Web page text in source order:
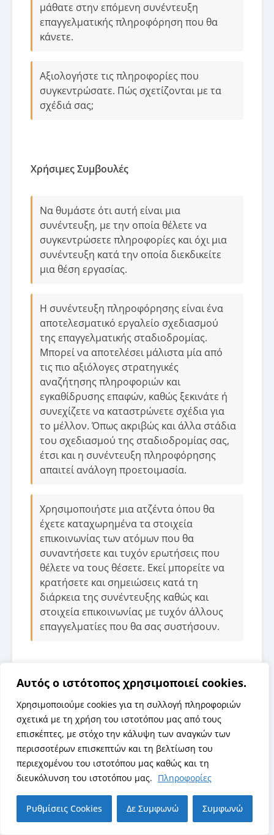
Αυτός ο ιστότοπος χρησιμοποιεί cookies.
Χρησιμοποιούμε cookies για τη συλλογή πληροφοριών
σχετικά με τη χρήση του ιστοτόπου μας από τους
επισκέπτες, με στόχο την κάλυψη των αναγκών των
περισσοτέρων επισκεπτών και τη βελτίωση του
περιεχομένου του ιστοτόπου μας καθώς και τη
διευκόλυνση του ιστοτόπου μας. Πληροφορίες
Ρυθμίσεις Cookies Δε Συμφωνώ Συμφωνώ
μάθατε στην επόμενη συνέντευξη
επαγγελματικής πληροφόρηση που θα
κάνετε.
Αξιολογήστε τις πληροφορίες που
συγκεντρώσατε. Πώς σχετίζονται με τα
σχέδιά σας;
Χρήσιμες Συμβουλές
Να θυμάστε ότι αυτή είναι μια
συνέντευξη, με την οποία θέλετε να
συγκεντρώσετε πληροφορίες και όχι μια
συνέντευξη κατά την οποία διεκδικείτε
μια θέση εργασίας.
Η συνέντευξη πληροφόρησης είναι ένα
αποτελεσματικό εργαλείο σχεδιασμού
της επαγγελματικής σταδιοδρομίας.
Μπορεί να αποτελέσει μάλιστα μία από
τις πιο αξιόλογες στρατηγικές
αναζήτησης πληροφοριών και
εγκαθίδρυσης επαφών, καθώς ξεκινάτε ή
συνεχίζετε να καταστρώνετε σχέδια για
το μέλλον. Όπως ακριβώς και άλλα στάδια
του σχεδιασμού της σταδιοδρομίας σας,
έτσι και η συνέντευξη πληροφόρησης
απαιτεί ανάλογη προετοιμασία.
Χρησιμοποιήστε μια ατζέντα όπου θα
έχετε καταχωρημένα τα στοιχεία
επικοινωνίας των ατόμων που θα
συναντήσετε και τυχόν ερωτήσεις που
θέλετε να τους θέσετε. Εκεί μπορείτε να
κρατήσετε και σημειώσεις κατά τη
διάρκεια της συνέντευξης καθώς και
στοιχεία επικοινωνίας με τυχόν άλλους
επαγγελματίες που θα σας συστήσουν.
Μέσα Κοινωνικής Δικτύωσης
(LinkedIn)
Ως Μέσα Κοινωνικής Δικτύωσης (Social Media
Networks) αναφέρονται τα ηλεκτρονικά μέσα
κοινωνικοποίησης όπως το facebook, twitter,
myspace, linkedin, myblog, flickr κα.
Ανεξάρτητα από ηλικία, επάγγελμα, φύλο,